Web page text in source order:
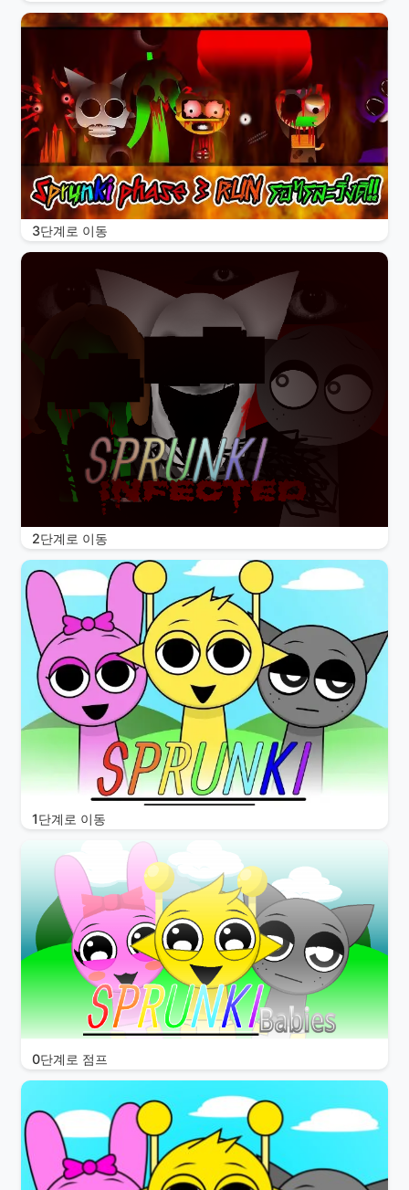
3단계로 이동
2단계로 이동
1단계로 이동
0단계로 점프